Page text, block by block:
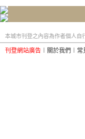
本城市刊登之內容為作者個人自
刊登網站廣告 關於我們 常